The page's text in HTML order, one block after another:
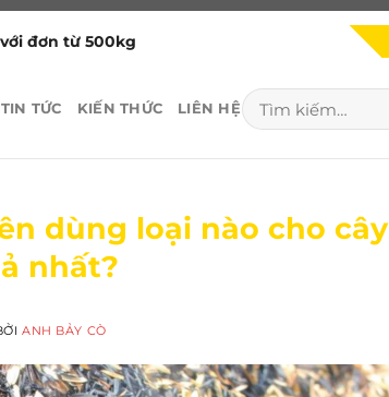
đơn từ 500kg
TIN TỨC KIẾN THỨC LIÊN HỆ
Tìm
kiếm:
dùng loại nào cho cây
nhất?
ANH BẢY CÒ